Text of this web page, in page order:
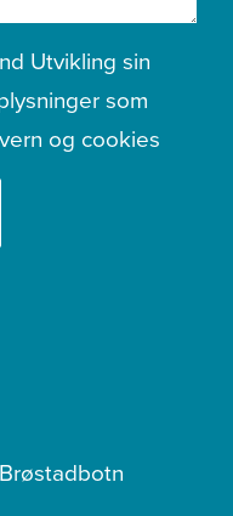
Utvikling sin
som
og cookies